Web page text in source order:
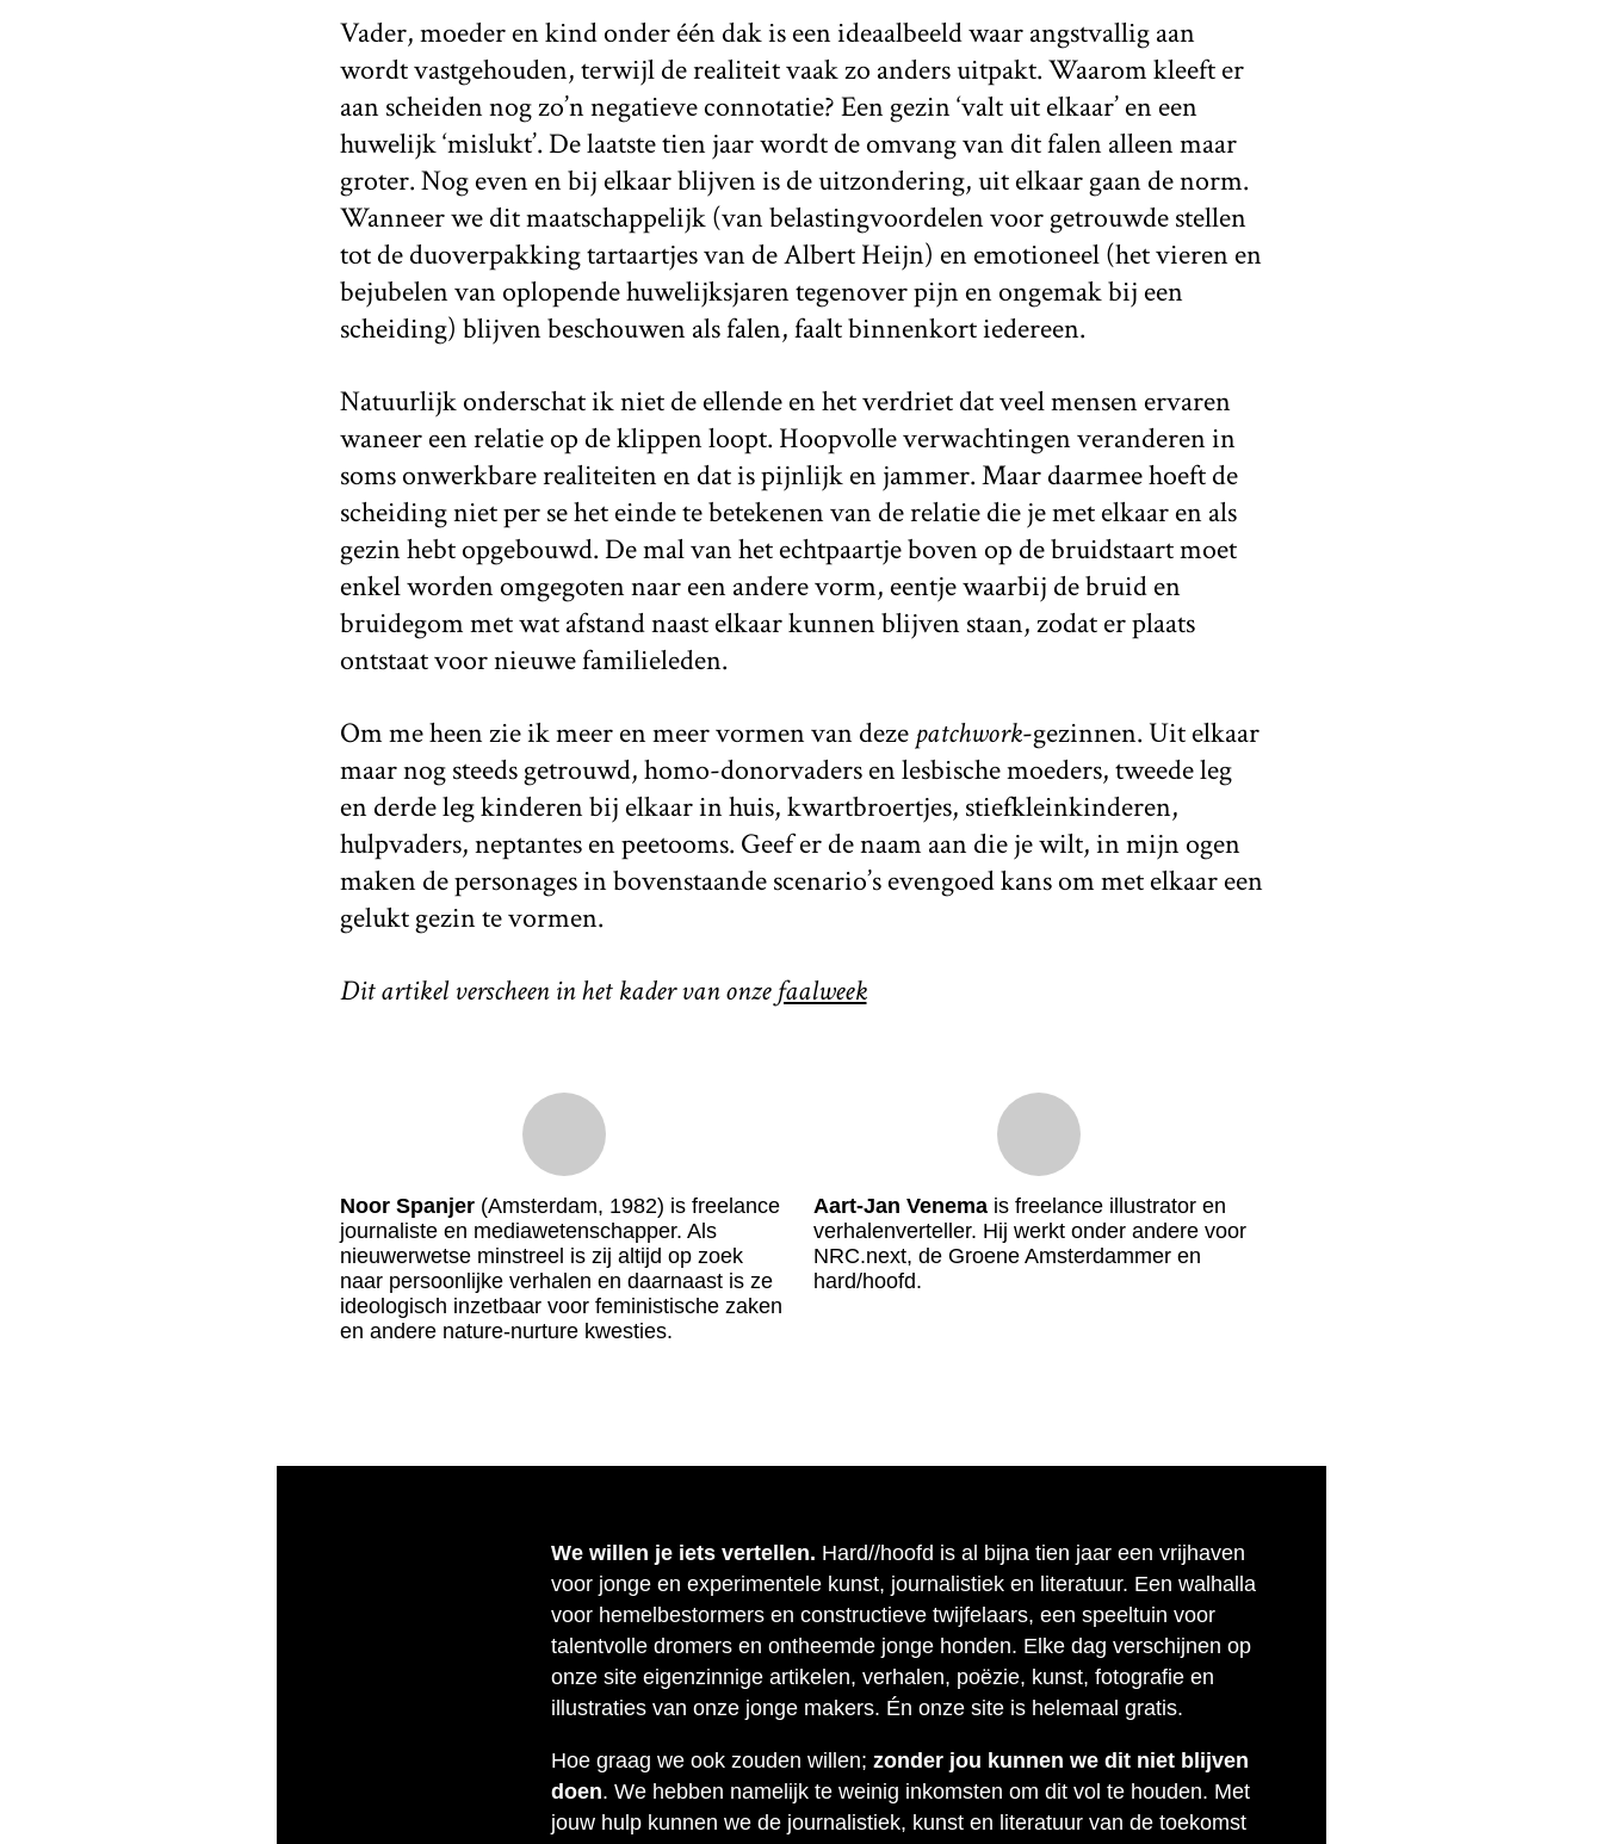
Vader, moeder en kind onder één dak is een ideaalbeeld waar angstvallig aan
wordt vastgehouden, terwijl de realiteit vaak zo anders uitpakt. Waarom kleeft er
aan scheiden nog zo’n negatieve connotatie? Een gezin ‘valt uit elkaar’ en een
huwelijk ‘mislukt’. De laatste tien jaar wordt de omvang van dit falen alleen maar
groter. Nog even en bij elkaar blijven is de uitzondering, uit elkaar gaan de norm.
Wanneer we dit maatschappelijk (van belastingvoordelen voor getrouwde stellen
tot de duoverpakking tartaartjes van de Albert Heijn) en emotioneel (het vieren en
bejubelen van oplopende huwelijksjaren tegenover pijn en ongemak bij een
scheiding) blijven beschouwen als falen, faalt binnenkort iedereen.
Natuurlijk onderschat ik niet de ellende en het verdriet dat veel mensen ervaren
waneer een relatie op de klippen loopt. Hoopvolle verwachtingen veranderen in
soms onwerkbare realiteiten en dat is pijnlijk en jammer. Maar daarmee hoeft de
scheiding niet per se het einde te betekenen van de relatie die je met elkaar en als
gezin hebt opgebouwd. De mal van het echtpaartje boven op de bruidstaart moet
enkel worden omgegoten naar een andere vorm, eentje waarbij de bruid en
bruidegom met wat afstand naast elkaar kunnen blijven staan, zodat er plaats
ontstaat voor nieuwe familieleden.
Om me heen zie ik meer en meer vormen van deze patchwork-gezinnen. Uit elkaar
maar nog steeds getrouwd, homo-donorvaders en lesbische moeders, tweede leg
en derde leg kinderen bij elkaar in huis, kwartbroertjes, stiefkleinkinderen,
hulpvaders, neptantes en peetooms. Geef er de naam aan die je wilt, in mijn ogen
maken de personages in bovenstaande scenario’s evengoed kans om met elkaar een
gelukt gezin te vormen.
Dit artikel verscheen in het kader van onzefaalweek
Noor Spanjer(Amsterdam, 1982) is freelance
journaliste en mediawetenschapper. Als
nieuwerwetse minstreel is zij altijd op zoek
naar persoonlijke verhalen en daarnaast is ze
ideologisch inzetbaar voor feministische zaken
en andere nature-nurture kwesties.
Aart-Jan Venema is freelance illustrator en
verhalenverteller. Hij werkt onder andere voor
NRC.next, de Groene Amsterdammer en
hard/hoofd.
We willen je iets vertellen. Hard//hoofd is al bijna tien jaar een vrijhaven
voor jonge en experimentele kunst, journalistiek en literatuur. Een walhalla
voor hemelbestormers en constructieve twijfelaars, een speeltuin voor
talentvolle dromers en ontheemde jonge honden. Elke dag verschijnen op
onze site eigenzinnige artikelen, verhalen, poëzie, kunst, fotografie en
illustraties van onze jonge makers. Én onze site is helemaal gratis.
Hoe graag we ook zouden willen; zonder jou kunnen we dit niet blijven
doen. We hebben namelijk te weinig inkomsten om dit vol te houden. Met
jouw hulp kunnen we de journalistiek, kunst en literatuur van de toekomst